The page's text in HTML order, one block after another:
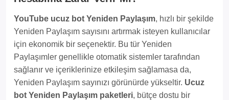
YouTube ucuz bot Yeniden Paylaşım, hızlı bir şekilde
Yeniden Paylaşım sayısını artırmak isteyen kullanıcılar
için ekonomik bir seçenektir. Bu tür Yeniden
Paylaşımler genellikle otomatik sistemler tarafından
sağlanır ve içeriklerinize etkileşim sağlamasa da,
Yeniden Paylaşım sayınızı görünürde yükseltir. Ucuz
bot Yeniden Paylaşım paketleri, bütçe dostu bir